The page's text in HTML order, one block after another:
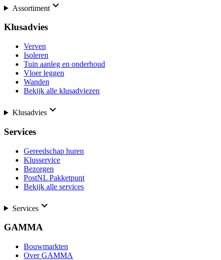
Assortiment
Klusadvies
Verven
Isoleren
Tuin aanleg en onderhoud
Vloer leggen
Wanden
Bekijk alle klusadviezen
Klusadvies
Services
Gereedschap huren
Klusservice
Bezorgen
PostNL Pakketpunt
Bekijk alle services
Services
GAMMA
Bouwmarkten
Over GAMMA